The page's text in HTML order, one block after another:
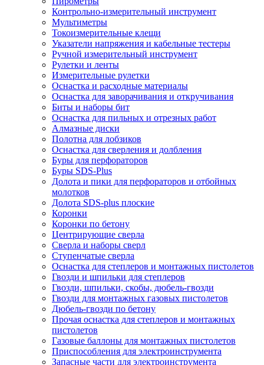
Контрольно-измерительный инструмент
Мультиметры
Токоизмерительные клещи
Указатели напряжения и кабельные тестеры
Ручной измерительный инструмент
Рулетки и ленты
Измерительные рулетки
Оснастка и расходные материалы
Оснастка для заворачивания и откручивания
Биты и наборы бит
Оснастка для пильных и отрезных работ
Алмазные диски
Полотна для лобзиков
Оснастка для сверления и долбления
Буры для перфораторов
Буры SDS-Plus
Долота и пики для перфораторов и отбойных
молотков
Долота SDS-plus плоские
Коронки
Коронки по бетону
Центрирующие сверла
Сверла и наборы сверл
Ступенчатые сверла
Оснастка для степлеров и монтажных пистолетов
Гвозди и шпильки для степлеров
Гвозди, шпильки, скобы, дюбель-гвозди
Гвозди для монтажных газовых пистолетов
Дюбель-гвозди по бетону
Прочая оснастка для степлеров и монтажных
пистолетов
Газовые баллоны для монтажных пистолетов
Приспособления для электроинструмента
Запасные части для электроинструмента